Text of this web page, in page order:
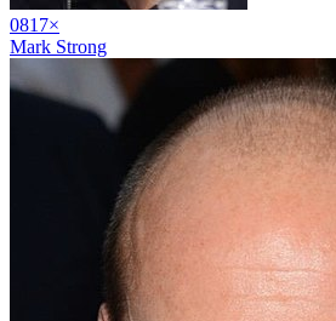
0817×
Mark Strong